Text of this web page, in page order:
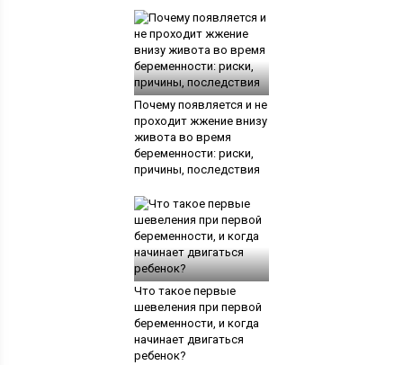
Почему появляется и не
проходит жжение внизу
живота во время
беременности: риски,
причины, последствия
Что такое первые
шевеления при первой
беременности, и когда
начинает двигаться
ребенок?